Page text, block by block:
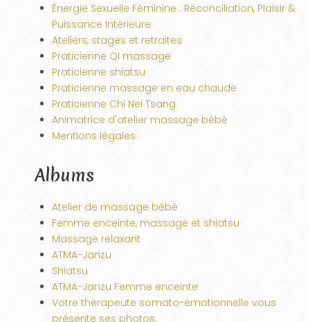
Énergie Sexuelle Féminine : Réconciliation, Plaisir &
Puissance Intérieure
Ateliers, stages et retraites
Praticienne QI massage
Praticienne shiatsu
Praticienne massage en eau chaude
Praticienne Chi Nei Tsang
Animatrice d'atelier massage bébé
Mentions légales
Albums
Atelier de massage bébé
Femme enceinte, massage et shiatsu
Massage relaxant
ATMA-Janzu
Shiatsu
ATMA-Janzu Femme enceinte
Votre thérapeute somato-émotionnelle vous
présente ses photos.